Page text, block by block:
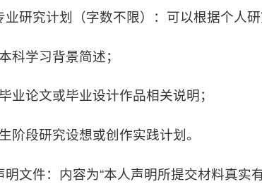
业研究计划（字数不限）：可以根据个人
科学习背景简述；
业论文或毕业设计作品相关说明；
阶段研究设想或创作实践计划。
明文件：内容为“本人声明所提交材料真实